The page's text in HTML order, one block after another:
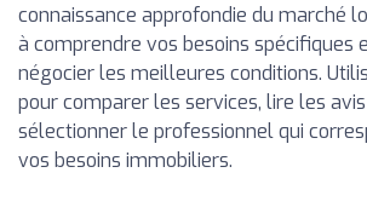
connaissance approfondie du marché
à comprendre vos besoins spécifiques
négocier les meilleures conditions.
pour comparer les services, lire les
sélectionner le professionnel qui
vos besoins immobiliers.